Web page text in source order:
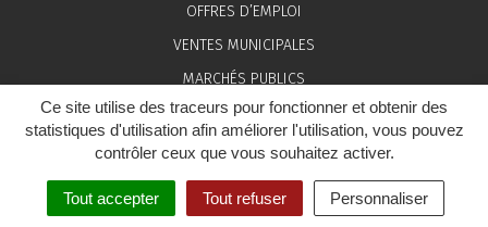
Ce site utilise des traceurs pour fonctionner et obtenir des
statistiques d'utilisation afin améliorer l'utilisation, vous pouvez
contrôler ceux que vous souhaitez activer.
Tout accepter Tout refuser Personnaliser
OFFRES D’EMPLOI
VENTES MUNICIPALES
MARCHÉS PUBLICS
ESPACE PRESSE